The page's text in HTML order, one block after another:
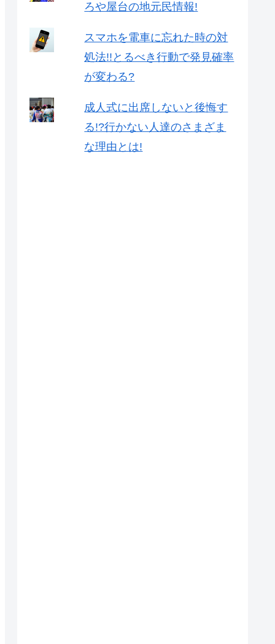
ろや屋台の地元民情報!
スマホを電車に忘れた時の対
処法!!とるべき行動で発見確率
が変わる?
成人式に出席しないと後悔す
る!?行かない人達のさまざま
な理由とは!